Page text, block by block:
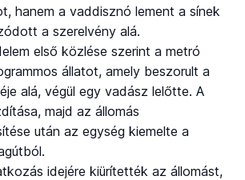
hanem a vaddisznó lement a sínek
a szerelvény alá.
első közlése szerint a metró
állatot, amely beszorult a
alá, végül egy vadász lelőtte. A
majd az állomás
után az egység kiemelte a
idejére kiürítették az állomást,